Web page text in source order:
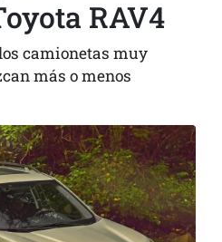
RAV4
camionetas muy
más o menos